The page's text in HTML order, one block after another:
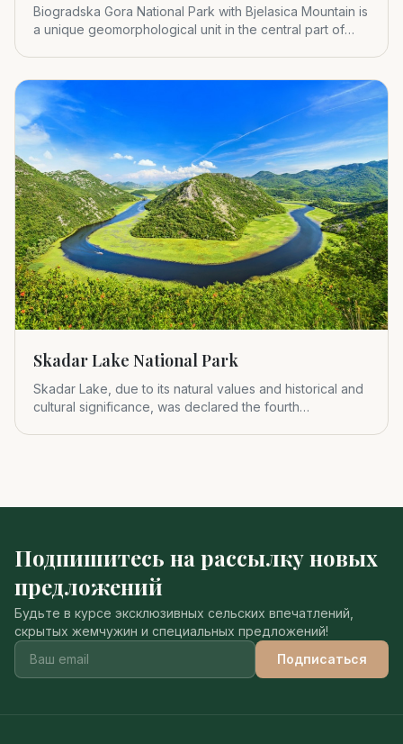
Biogradska Gora National Park with Bjelasica Mountain is
a unique geomorphological unit in the central part of
Skadar Lake National Park
Skadar Lake, due to its natural values and historical and
cultural significance, was declared the fourth
Подпишитесь на рассылку новых
предложений
Будьте в курсе эксклюзивных сельских впечатлений,
скрытых жемчужин и специальных предложений!
Подписаться